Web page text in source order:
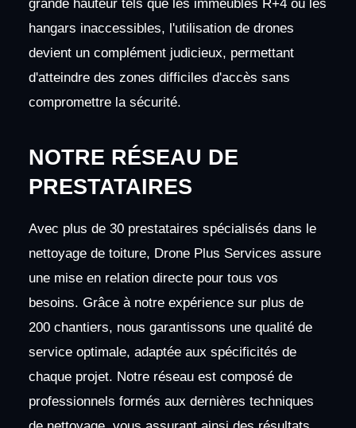
grande hauteur tels que les immeubles R+4 ou les
hangars inaccessibles, l'utilisation de drones
devient un complément judicieux, permettant
d'atteindre des zones difficiles d'accès sans
compromettre la sécurité.
NOTRE RÉSEAU DE
PRESTATAIRES
Avec plus de 30 prestataires spécialisés dans le
nettoyage de toiture, Drone Plus Services assure
une mise en relation directe pour tous vos
besoins. Grâce à notre expérience sur plus de
200 chantiers, nous garantissons une qualité de
service optimale, adaptée aux spécificités de
chaque projet. Notre réseau est composé de
professionnels formés aux dernières techniques